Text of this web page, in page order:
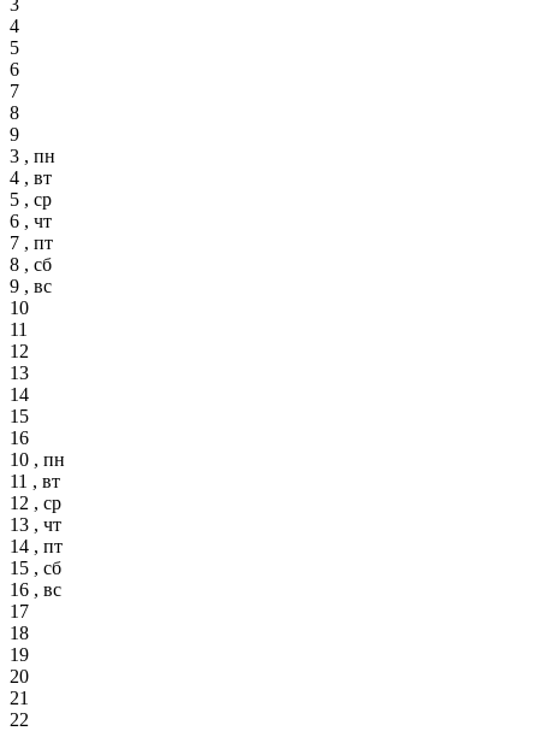
4
5
6
7
8
9
3 , пн
4 , вт
5 , ср
6 , чт
7 , пт
8 , сб
9 , вс
10
11
12
13
14
15
16
10 , пн
11 , вт
12 , ср
13 , чт
14 , пт
15 , сб
16 , вс
17
18
19
20
21
22